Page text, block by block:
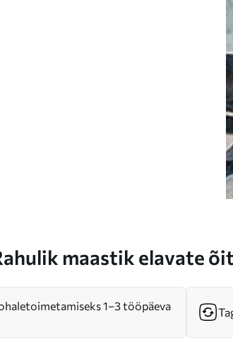
maastik elavate
1–3 tööpäeva